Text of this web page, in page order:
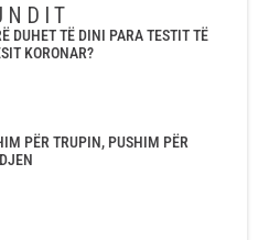
DUHET TË DINI PARA TESTIT TË
KORONAR?
PËR TRUPIN, PUSHIM PËR